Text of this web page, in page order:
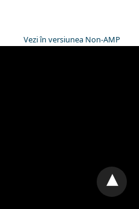
Vezi în versiunea Non-AMP